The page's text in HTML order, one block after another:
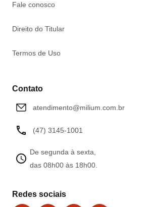
Fale conosco
Direito do Titular
Termos de Uso
Contato
atendimento@milium.com.br
(47) 3145-1001
De segunda à sexta,
das 08h00 às 18h00.
Redes sociais